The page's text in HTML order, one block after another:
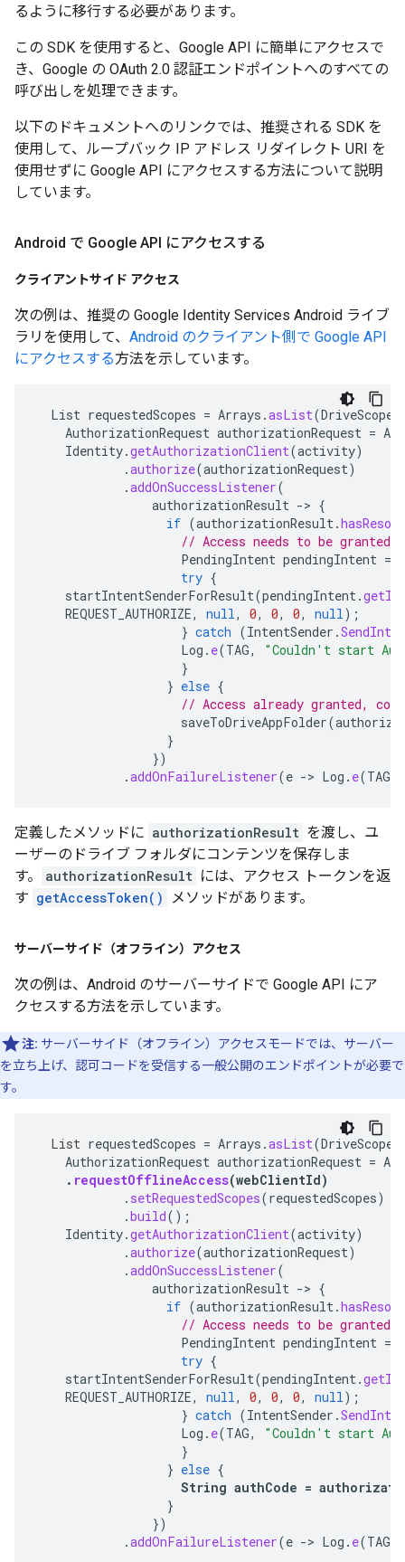
るように移行する必要があります。
この SDK を使用すると、Google API に簡単にアクセスで
き、Google の OAuth 2.0 認証エンドポイントへのすべての
呼び出しを処理できます。
以下のドキュメントへのリンクでは、推奨される SDK を
使用して、ループバック IP アドレス リダイレクト URI を
使用せずに Google API にアクセスする方法について説明
しています。
Android で Google API にアクセスする
クライアントサイド アクセス
次の例は、推奨の Google Identity Services Android ライブ
ラリを使用して、 Android のクライアント側で Google API
にアクセスする方法を示しています。
List requestedScopes = Arrays .asList(DriveScopes
AuthorizationRequest authorizationRequest =
Identity.getAuthorizationClient(activity)
.authorize(authorizationRequest)
.addOnSuccessListener(
authorizationResult -> {
if (authorizationResult.
// Access needs to be granted
PendingIntent pendingIntent =
try {
startIntentSenderForResult(pendingIntent.
REQUEST_AUTHORIZE, null, 0, 0, 0, null);
} catch (IntentSender .
Log . e(TAG,
"Couldn't start
}
} else {
// Access already granted,
saveToDriveAppFolder(
}
})
.addOnFailureListener(e -> Log . e(TAG
定義したメソッドに authorizationResult を渡し、ユ
ーザーのドライブ フォルダにコンテンツを保存しま
す。
authorizationResult には、アクセス トークンを返
す getAccessToken() メソッドがあります。
サーバーサイド（オフライン）アクセス
次の例は、Android のサーバーサイドで Google API にア
クセスする方法を示しています。
注: サーバーサイド（オフライン）アクセスモードでは、サーバー
を立ち上げ、認可コードを受信する一般公開のエンドポイントが必要で
す。
List requestedScopes = Arrays .asList(DriveScopes
AuthorizationRequest authorizationRequest =
. requestOfflineAccess(webClientId)
. setRequestedScopes(requestedScopes)
.build();
Identity.getAuthorizationClient(activity)
.authorize(authorizationRequest)
.addOnSuccessListener(
authorizationResult -> {
if (authorizationResult.
// Access needs to be granted
PendingIntent pendingIntent =
try {
startIntentSenderForResult(pendingIntent.
REQUEST_AUTHORIZE, null, 0, 0, 0, null);
} catch (IntentSender .
Log . e(TAG,
"Couldn't start
}
} else {
String authCode =
}
})
.addOnFailureListener(e -> Log . e(TAG